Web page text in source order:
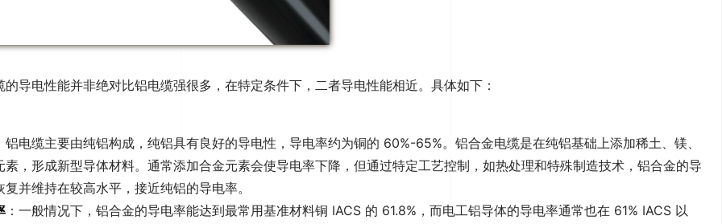
的导电性能并非绝对比铝电缆强很多，在特定条件下，二者导电性能相近。具体如下：
铝电缆主要由纯铝构成，纯铝具有良好的导电性，导电率约为铜的 60%-65%。铝合金电缆是在纯铝基础上添加稀土、镁、
素，形成新型导体材料。通常添加合金元素会使导电率下降，但通过特定工艺控制，如热处理和特殊制造技术，铝合金的导
并维持在较高水平，接近纯铝的导电率。
：一般情况下，铝合金的导电率能达到最常用基准材料铜 IACS 的 61.8%，而电工铝导体的导电率通常也在 61% IACS 以